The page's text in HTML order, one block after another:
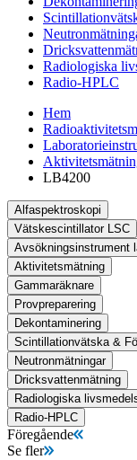
Radiologiska
Radio-HPLC
Hem
LB4200
Alfaspektroskopi
Vätskescintillator LSC
Avsökningsinstrument
Aktivitetsmätning
Gammaräknare
Provpreparering
Dekontaminering
Scintillationvätska &
Neutronmätningar
Dricksvattenmätning
Radiologiska
Radio-HPLC
Föregående
Se fler